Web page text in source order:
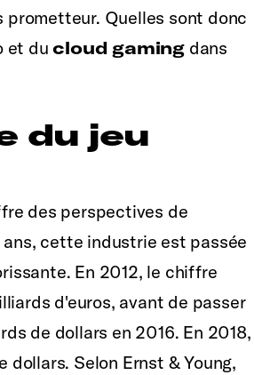
Quelles sont donc
et ducloud gaming dans
du jeu
des perspectives de
cette industrie est passée
En 2012, le chiffre
d'euros, avant de passer
de dollars en 2016. En 2018,
dollars. Selon Ernst & Young,